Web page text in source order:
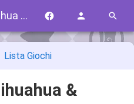
Nintendogs: Chihuahua & Amici
Lista Giochi
&